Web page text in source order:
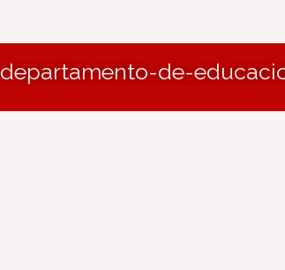
departamento-de-